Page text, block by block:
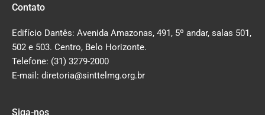
Contato
Edifício Dantês: Avenida Amazonas, 491, 5º andar, salas 501,
502 e 503. Centro, Belo Horizonte.
Telefone: (31) 3279-2000
E-mail: diretoria@sinttelmg.org.br
Siga-nos